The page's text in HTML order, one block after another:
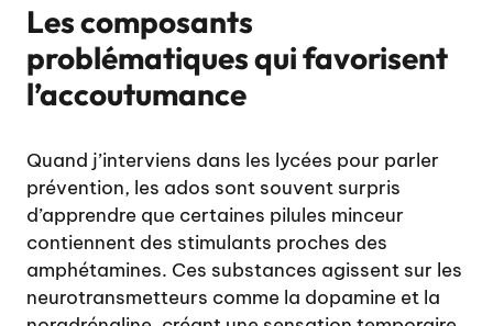
Les composants
problématiques qui favorisent
l’accoutumance
Quand j’interviens dans les lycées pour parler
prévention, les ados sont souvent surpris
d’apprendre que certaines pilules minceur
contiennent des stimulants proches des
amphétamines. Ces substances agissent sur les
neurotransmetteurs comme la dopamine et la